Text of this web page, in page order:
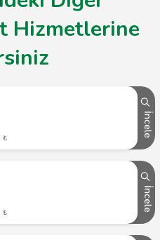
Hizmetlerine
₺
İncele
₺
İncele